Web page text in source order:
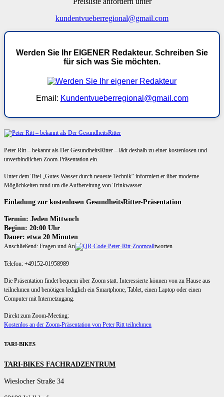
kundentvueberregional@gmail.com
Werden Sie Ihr EIGENER Redakteur. Schreiben Sie
für sich was Sie möchten.
Email: Kundentvueberregional@gmail.com
Peter Ritt – bekannt als Der GesundheitsRitter – lädt deshalb zu einer kostenlosen und
unverbindlichen Zoom-Präsentation ein.
Unter dem Titel „Gutes Wasser durch neueste Technik“ informiert er über moderne
Möglichkeiten rund um die Aufbereitung von Trinkwasser.
Einladung zur kostenlosen GesundheitsRitter-Präsentation
Termin: Jeden Mittwoch
Beginn: 20:00 Uhr
Dauer: etwa 20 Minuten
Anschließend: Fragen und An tworten
Telefon: +49152-01958989
Die Präsentation findet bequem über Zoom statt. Interessierte können von zu Hause aus
teilnehmen und benötigen lediglich ein Smartphone, Tablet, einen Laptop oder einen
Computer mit Internetzugang.
Direkt zum Zoom-Meeting:
Kostenlos an der Zoom-Präsentation von Peter Ritt teilnehmen
TARI-BIKES
TARI-BIKES FACHRADZENTRUM
Wieslocher Straße 34